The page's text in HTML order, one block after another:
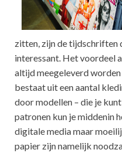
zitten, zijn de tijdschriften
interessant. Het voordeel
altijd meegeleverd
bestaat uit een aantal
door modellen – die je
patronen kun je middenin
digitale media maar
papier zijn namelijk